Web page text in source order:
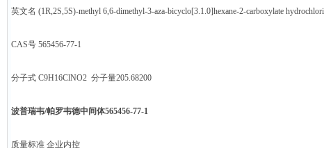
英文名 (1R,2S,5S)-methyl 6,6-dimethyl-3-aza-bicyclo[3.1.0]hexane-2-carboxylate
CAS号 565456-77-1
分子式 C9H16ClNO2 分子量205.68200
波普瑞韦/帕罗韦德中间体565456-77-1
质量标准 企业内控